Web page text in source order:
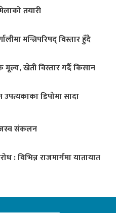
तयारी
मन्त्रिपरिषद् विस्तार हुँदै
खेती विस्तार गर्दै किसान
डिपोमा सादा
संकलन
: विभिन्न राजमार्गमा यातायात